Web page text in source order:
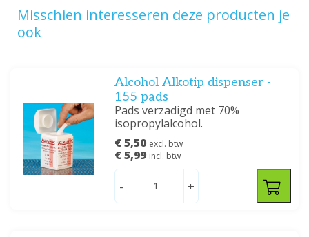
Misschien interesseren deze producten je
ook
Alcohol Alkotip dispenser -
155 pads
Pads verzadigd met 70%
isopropylalcohol.
€ 5,50 excl. btw
€ 5,99 incl. btw
- +